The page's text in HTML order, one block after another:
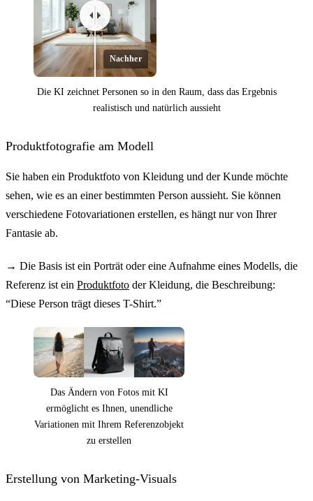
Vorher
Nachher
Die KI zeichnet Personen so in den Raum, dass das Ergebnis
realistisch und natürlich aussieht
Produktfotografie am Modell
Sie haben ein Produktfoto von Kleidung und der Kunde möchte
sehen, wie es an einer bestimmten Person aussieht. Sie können
verschiedene Fotovariationen erstellen, es hängt nur von Ihrer
Fantasie ab.
→ Die Basis ist ein Porträt oder eine Aufnahme eines Modells, die
Referenz ist ein Produktfoto der Kleidung, die Beschreibung:
“Diese Person trägt dieses T-Shirt.”
Das Ändern von Fotos mit KI
ermöglicht es Ihnen, unendliche
Variationen mit Ihrem Referenzobjekt
zu erstellen
Erstellung von Marketing-Visuals